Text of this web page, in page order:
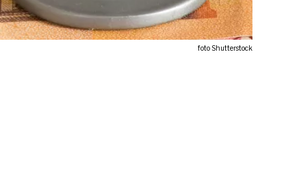
foto Shutterstock